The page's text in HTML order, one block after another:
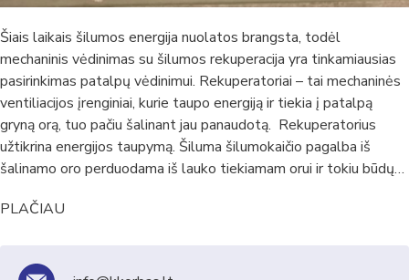
Šiais laikais šilumos energija nuolatos brangsta, todėl
mechaninis vėdinimas su šilumos rekuperacija yra tinkamiausias
pasirinkimas patalpų vėdinimui. Rekuperatoriai – tai mechaninės
ventiliacijos įrenginiai, kurie taupo energiją ir tiekia į patalpą
gryną orą, tuo pačiu šalinant jau panaudotą. Rekuperatorius
užtikrina energijos taupymą. Šiluma šilumokaičio pagalba iš
šalinamo oro perduodama iš lauko tiekiamam orui ir tokiu būdų…
PLAČIAU